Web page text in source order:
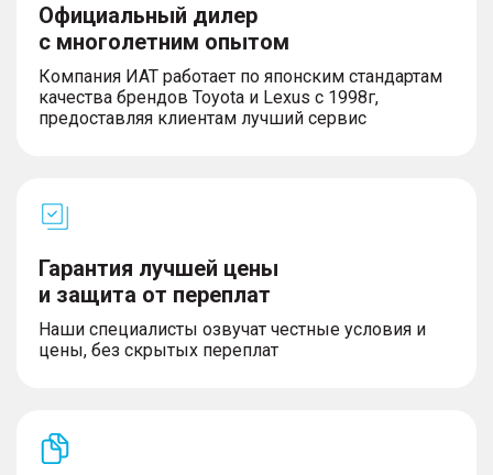
Официальный дилер
с многолетним опытом
Компания ИАТ работает по японским стандартам
качества брендов Toyota и Lexus с 1998г,
предоставляя клиентам лучший сервис
Гарантия лучшей цены
и защита от переплат
Наши специалисты озвучат честные условия и
цены, без скрытых переплат